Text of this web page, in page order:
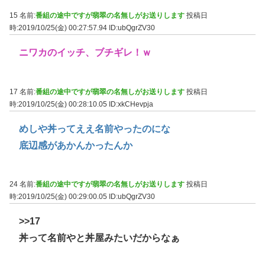
15 名前:番組の途中ですが翡翠の名無しがお送りします 投稿日
時:2019/10/25(金) 00:27:57.94 ID:ubQgrZV30
ニワカのイッチ、ブチギレ！ｗ
17 名前:番組の途中ですが翡翠の名無しがお送りします 投稿日
時:2019/10/25(金) 00:28:10.05 ID:xkCHevpja
めしや丼ってええ名前やったのにな
底辺感があかんかったんか
24 名前:番組の途中ですが翡翠の名無しがお送りします 投稿日
時:2019/10/25(金) 00:29:00.05
ID:ubQgrZV30
>>17
丼って名前やと丼屋みたいだからなぁ